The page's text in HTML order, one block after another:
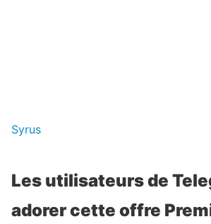
Syrus
Les utilisateurs de
adorer cette offre